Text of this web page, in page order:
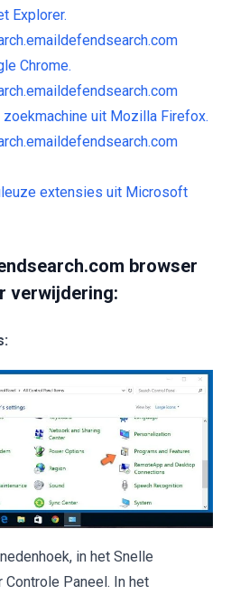
Explorer.
Chrome.
uit Mozilla Firefox.
extensies uit Microsoft
browser
verwijdering:
in het Snelle
Paneel. In het